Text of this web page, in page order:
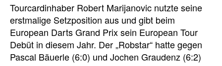
Tourcardinhaber Robert Marijanovic nutzte seine
erstmalige Setzposition aus und gibt beim
European Darts Grand Prix sein European Tour
Debüt in diesem Jahr. Der „Robstar“ hatte gegen
Pascal Bäuerle (6:0) und Jochen Graudenz (6:2)